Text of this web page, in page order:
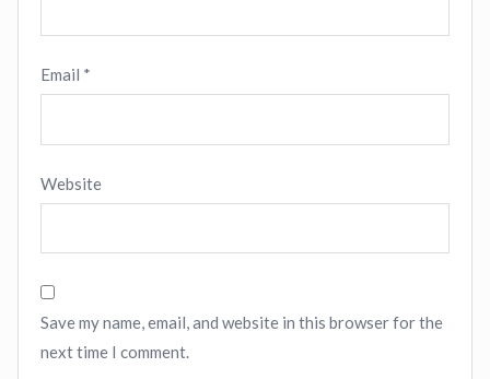
Email *
Website
Save my name, email, and website in this browser for the
next time I comment.